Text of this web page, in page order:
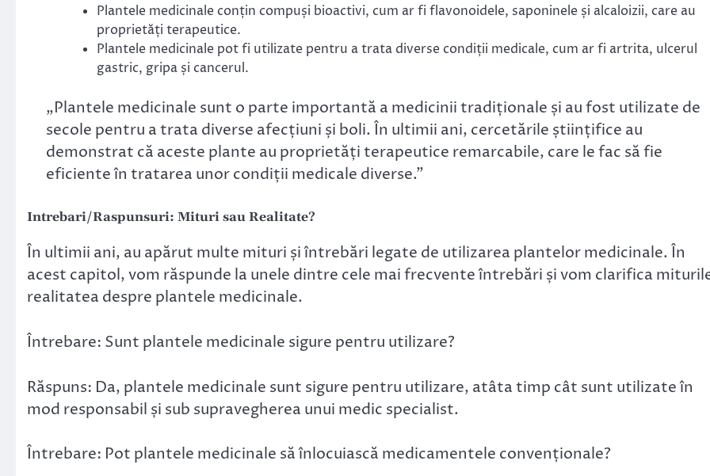
Plantele medicinale conțin compuși bioactivi, cum ar fi flavonoidele, saponinele și alcaloizii, care au
proprietăți terapeutice.
Plantele medicinale pot fi utilizate pentru a trata diverse condiții medicale, cum ar fi artrita, ulcerul
gastric, gripa și cancerul.
„Plantele medicinale sunt o parte importantă a medicinii tradiționale și au fost utilizate de
secole pentru a trata diverse afecțiuni și boli. În ultimii ani, cercetările științifice au
demonstrat că aceste plante au proprietăți terapeutice remarcabile, care le fac să fie
eficiente în tratarea unor condiții medicale diverse.”
Intrebari/Raspunsuri: Mituri sau Realitate?
În ultimii ani, au apărut multe mituri și întrebări legate de utilizarea plantelor medicinale. În
acest capitol, vom răspunde la unele dintre cele mai frecvente întrebări și vom clarifica
realitatea despre plantele medicinale.
Întrebare: Sunt plantele medicinale sigure pentru utilizare?
Răspuns: Da, plantele medicinale sunt sigure pentru utilizare, atâta timp cât sunt utilizate în
mod responsabil și sub supravegherea unui medic specialist.
Întrebare: Pot plantele medicinale să înlocuiască medicamentele convenționale?